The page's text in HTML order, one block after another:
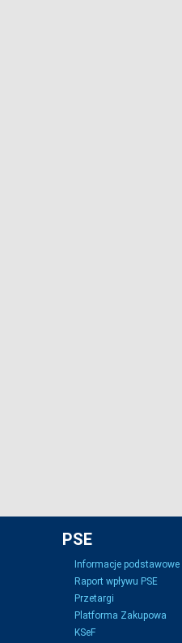
PSE
Informacje podstawowe
Raport wpływu PSE
Przetargi
Platforma Zakupowa
KSeF